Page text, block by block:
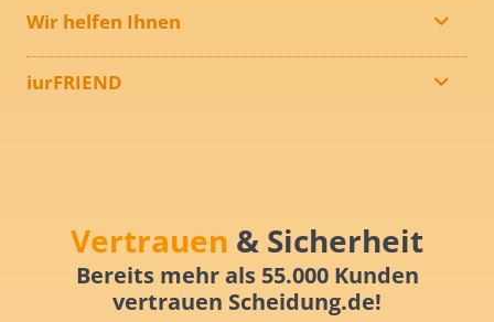
Wir helfen Ihnen
iurFRIEND
Vertrauen & Sicherheit
Bereits mehr als 55.000 Kunden
vertrauen Scheidung.de!